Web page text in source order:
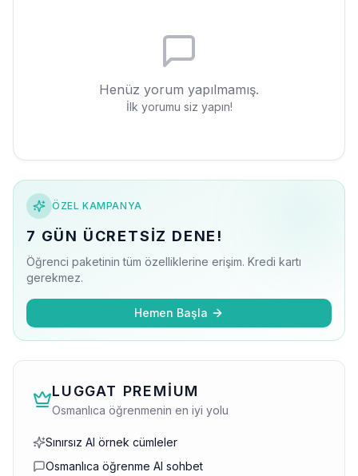
Henüz yorum yapılmamış.
İlk yorumu siz yapın!
ÖZEL KAMPANYA
7 GÜN ÜCRETSIZ DENE!
Öğrenci paketinin tüm özelliklerine erişim. Kredi kartı
gerekmez.
Hemen Başla
LUGGAT PREMIUM
Osmanlıca öğrenmenin en iyi yolu
Sınırsız AI örnek cümleler
Osmanlıca öğrenme AI sohbet